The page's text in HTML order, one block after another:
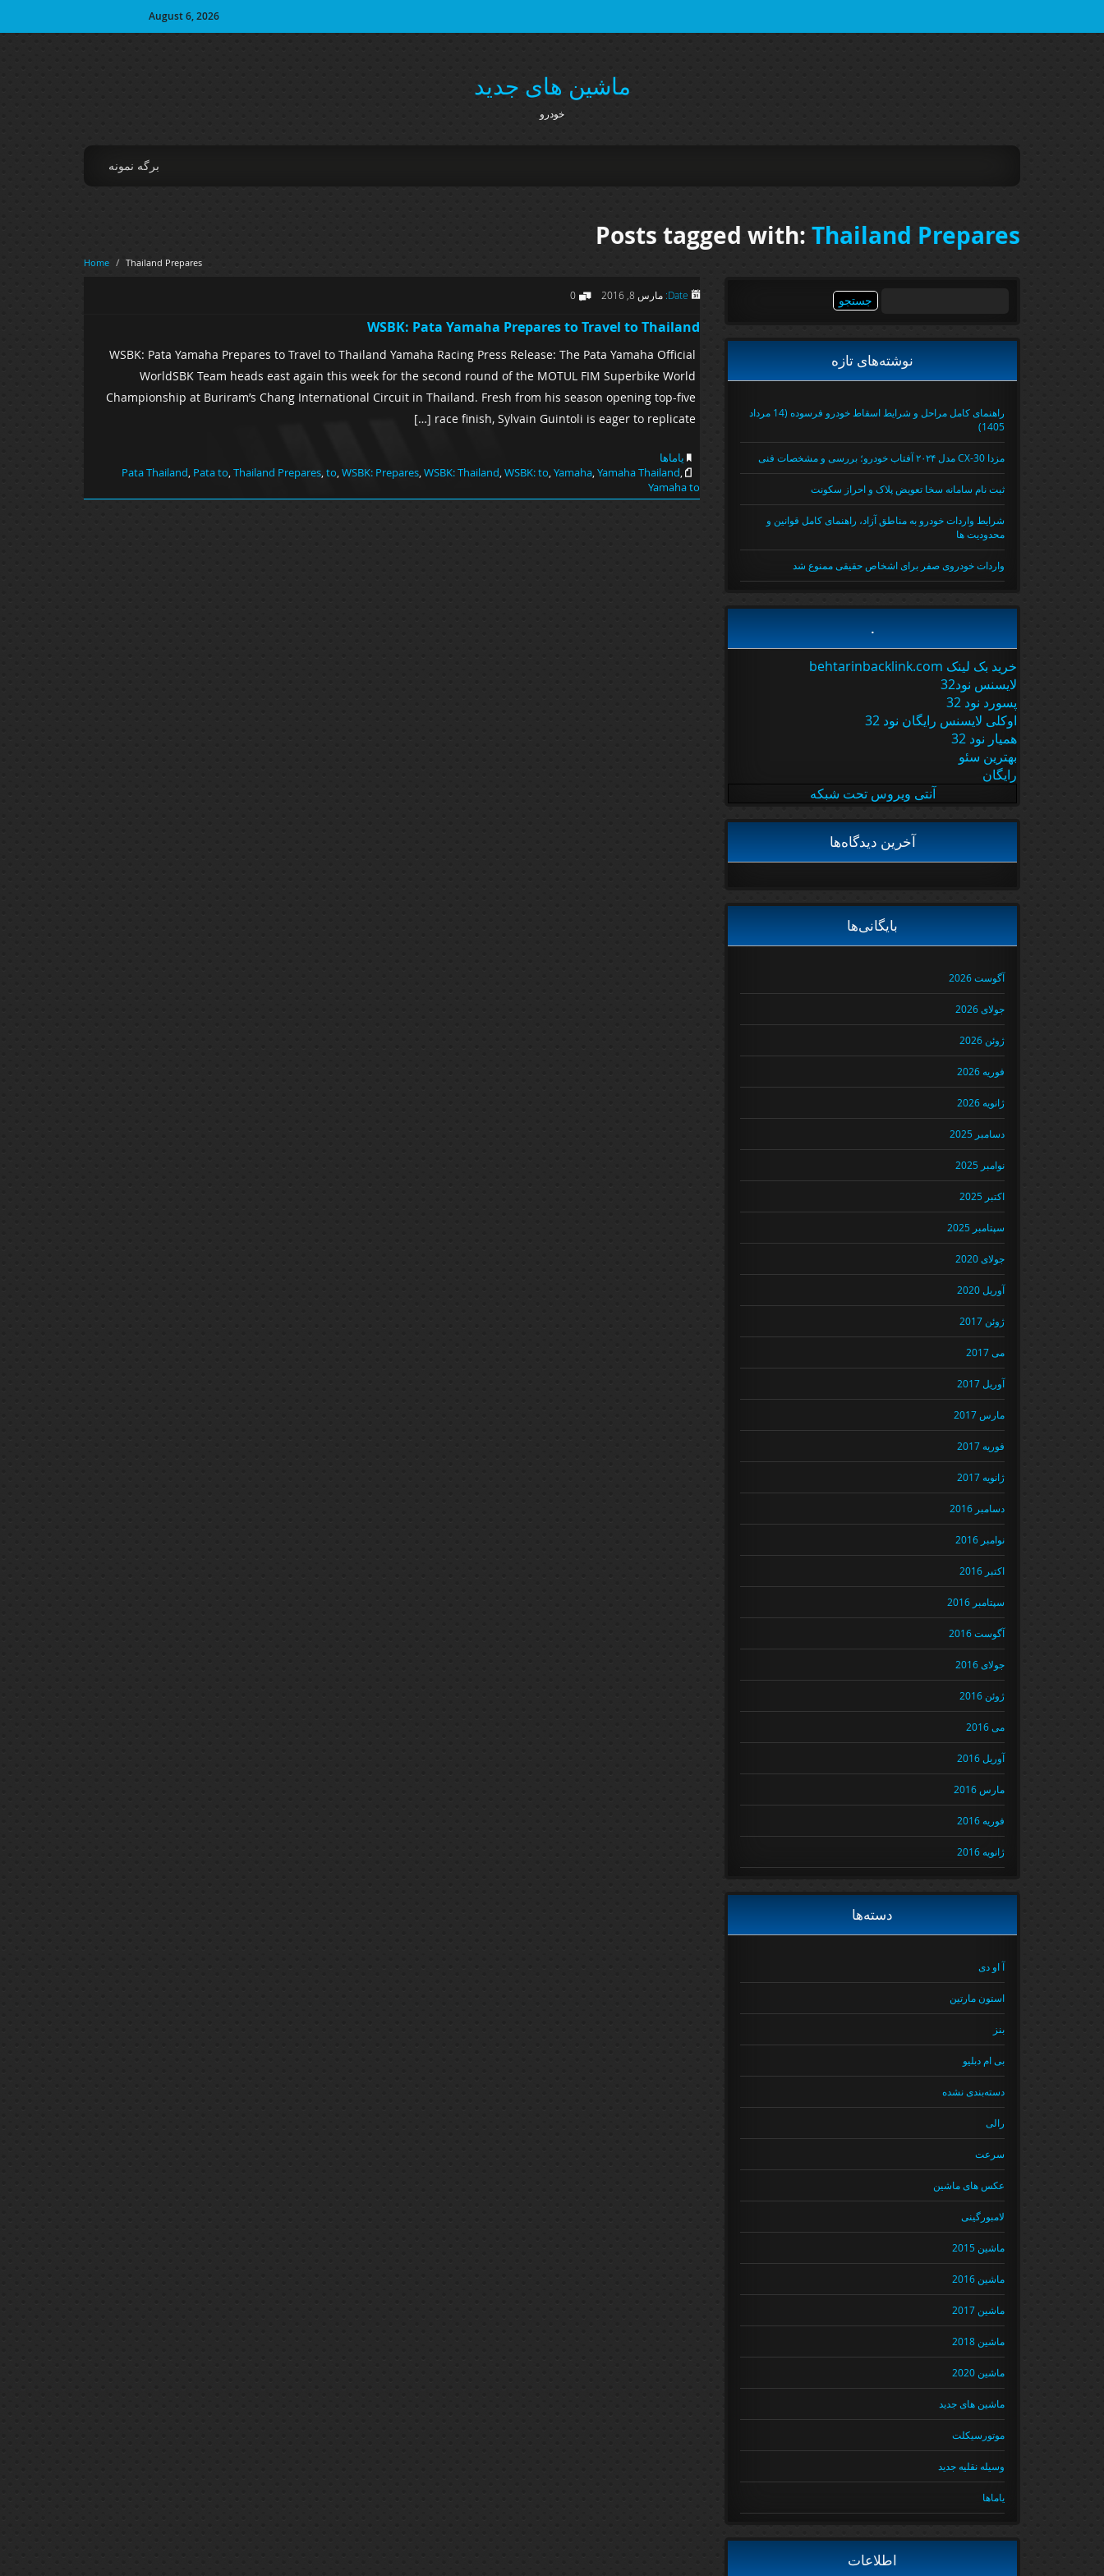
August 6, 2026
ماشین های جدید
خودرو
برگه نمونه
Posts tagged with: Thailand Prepares
Home / Thailand Prepares
Date: مارس 8, 2016 0
WSBK: Pata Yamaha Prepares to Travel to Thailand
WSBK: Pata Yamaha Prepares to Travel to Thailand Yamaha Racing Press Release: The Pata Yamaha Official
WorldSBK Team heads east again this week for the second round of the MOTUL FIM Superbike World
Championship at Buriram’s Chang International Circuit in Thailand. Fresh from his season opening top-five
race finish, Sylvain Guintoli is eager to replicate […]
یاماها
Pata Thailand, Pata to,Thailand Prepares,to,WSBK: Prepares,WSBK: Thailand,WSBK: to,Yamaha,Yamaha Thailand,
Yamaha to
نوشته‌های تازه
راهنمای کامل مراحل و شرایط اسقاط خودرو فرسوده (14 مرداد
1405)
مزدا CX-30 مدل ۲۰۲۴ آفتاب خودرو؛ بررسی و مشخصات فنی
ثبت نام سامانه سخا تعویض پلاک و احراز سکونت
شرایط واردات خودرو به مناطق آزاد، راهنمای کامل قوانین و
محدودیت ها
واردات خودروی صفر برای اشخاص حقیقی ممنوع شد
.
خرید بک لینک behtarinbacklink.com
لایسنس نود32
پسورد نود 32
اوکلی لایسنس رایگان نود 32
همیار نود 32
بهترین سئو
رایگان
آنتی ویروس تحت شبکه
آخرین دیدگاه‌ها
بایگانی‌ها
آگوست 2026
جولای 2026
ژوئن 2026
فوریه 2026
ژانویه 2026
دسامبر 2025
نوامبر 2025
اکتبر 2025
سپتامبر 2025
جولای 2020
آوریل 2020
ژوئن 2017
می 2017
آوریل 2017
مارس 2017
فوریه 2017
ژانویه 2017
دسامبر 2016
نوامبر 2016
اکتبر 2016
سپتامبر 2016
آگوست 2016
جولای 2016
ژوئن 2016
می 2016
آوریل 2016
مارس 2016
فوریه 2016
ژانویه 2016
دسته‌ها
آ او دی
استون مارتین
بنز
بی ام دبلیو
دسته‌بندی نشده
رالی
سرعت
عکس های ماشین
لامبورگینی
ماشین 2015
ماشین 2016
ماشین 2017
ماشین 2018
ماشین 2020
ماشین های جدید
موتورسیکلت
وسیله نقلیه جدید
یاماها
اطلاعات